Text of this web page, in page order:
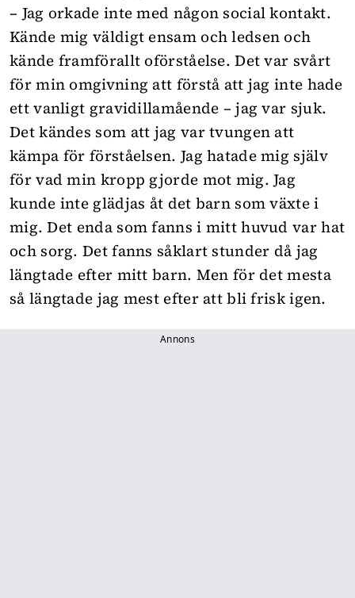
– Jag orkade inte med någon social kontakt.
Kände mig väldigt ensam och ledsen och
kände framförallt oförståelse. Det var svårt
för min omgivning att förstå att jag inte hade
ett vanligt gravidillamående – jag var sjuk.
Det kändes som att jag var tvungen att
kämpa för förståelsen. Jag hatade mig själv
för vad min kropp gjorde mot mig. Jag
kunde inte glädjas åt det barn som växte i
mig. Det enda som fanns i mitt huvud var hat
och sorg. Det fanns såklart stunder då jag
längtade efter mitt barn. Men för det mesta
så längtade jag mest efter att bli frisk igen.
Annons